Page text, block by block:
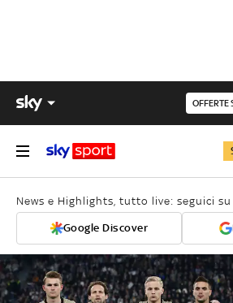
OFFERTE
News e Highlights, tutto live: seguici su
Google Discover